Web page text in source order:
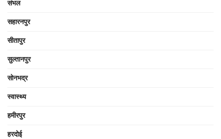
संभल
सहारनपुर
सीतापुर
सुल्तानपुर
सोनभद्र
स्वास्थ्य
हमीरपुर
हरदोई